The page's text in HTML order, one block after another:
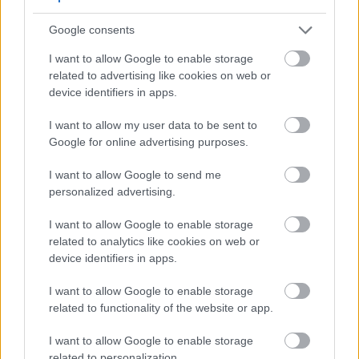
Google consents
I want to allow Google to enable storage
related to advertising like cookies on web or
device identifiers in apps.
I want to allow my user data to be sent to
Google for online advertising purposes.
I want to allow Google to send me
personalized advertising.
I want to allow Google to enable storage
related to analytics like cookies on web or
device identifiers in apps.
I want to allow Google to enable storage
related to functionality of the website or app.
I want to allow Google to enable storage
inflammatoriese verbindings in seldery kan help om
swelling en ongemak te verminder. Hoewel meer
navorsing nodig is, toon vroeë studies belofte.
Seldery bevat ook vitamien K, wat 'n rol speel in
beengesondheid. Voldoende vitamien K-inname kan
voordelig vir die handhawing van sterk bene soos jy
ouer word.
Antioksidante in seldery
Benewens luteolin bevat seldery talle ander
antioksidante. Dit sluit in vitamien C, beta-karoteen
en flavonoïede. Saam werk hierdie verbindings om
neutraliseer.
antioksidante as die stingels. Baie mense gooi